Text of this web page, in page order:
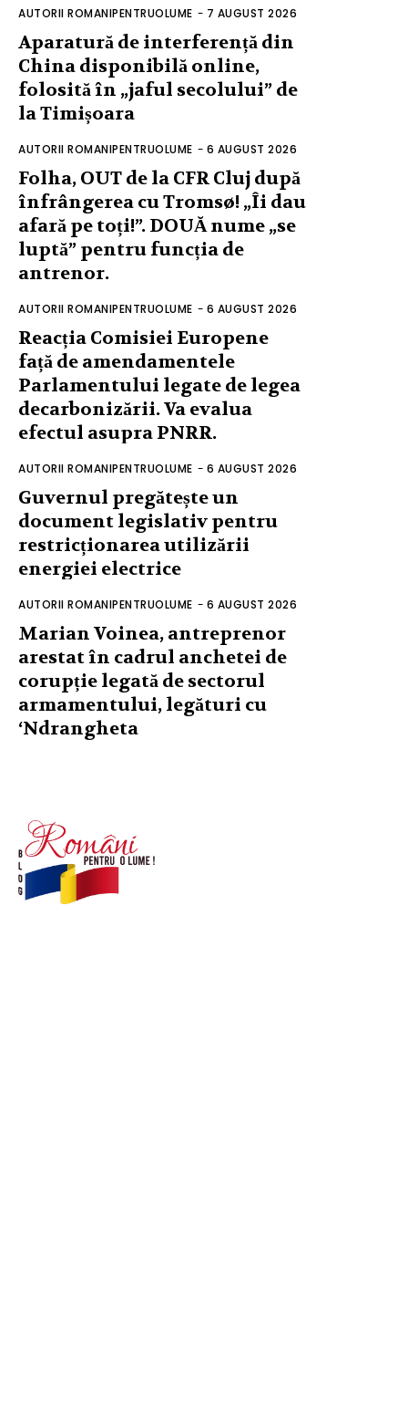
AUTORII ROMANIPENTRUOLUME - 7 AUGUST 2026
Aparatură de interferență din
China disponibilă online,
folosită în „jaful secolului” de
la Timișoara
AUTORII ROMANIPENTRUOLUME - 6 AUGUST 2026
Folha, OUT de la CFR Cluj după
înfrângerea cu Tromsø! „Îi dau
afară pe toți!”. DOUĂ nume „se
luptă” pentru funcția de
antrenor.
AUTORII ROMANIPENTRUOLUME - 6 AUGUST 2026
Reacția Comisiei Europene
față de amendamentele
Parlamentului legate de legea
decarbonizării. Va evalua
efectul asupra PNRR.
AUTORII ROMANIPENTRUOLUME - 6 AUGUST 2026
Guvernul pregătește un
document legislativ pentru
restricționarea utilizării
energiei electrice
AUTORII ROMANIPENTRUOLUME - 6 AUGUST 2026
Marian Voinea, antreprenor
arestat în cadrul anchetei de
corupție legată de sectorul
armamentului, legături cu
‘Ndrangheta